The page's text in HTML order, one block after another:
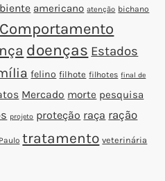
americano atenção bichano
Comportamento
doenças Estados
felino filhote filhotes final de
Mercado morte pesquisa
projeto proteção raça ração
tratamento veterinária